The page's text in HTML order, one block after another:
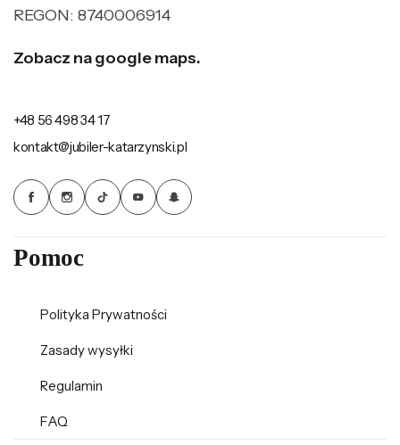
REGON: 8740006914
Zobacz na google maps.
+48 56 498 34 17
kontakt@jubiler-katarzynski.pl
Pomoc
Polityka Prywatności
Zasady wysyłki
Regulamin
FAQ